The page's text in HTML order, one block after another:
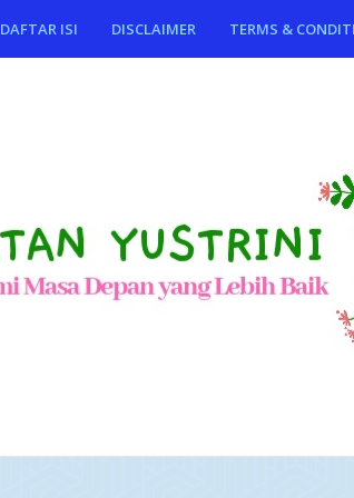
DAFTAR ISI DISCLAIMER TERMS &